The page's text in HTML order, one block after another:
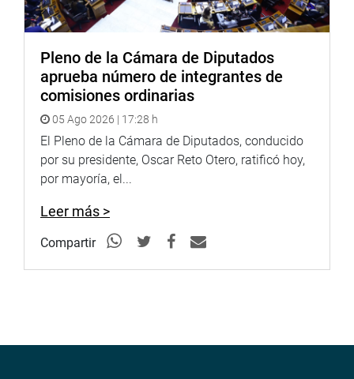
Pleno de la Cámara de Diputados
aprueba número de integrantes de
comisiones ordinarias
05 Ago 2026 | 17:28 h
El Pleno de la Cámara de Diputados, conducido
por su presidente, Oscar Reto Otero, ratificó hoy,
por mayoría, el...
Leer más >
Compartir